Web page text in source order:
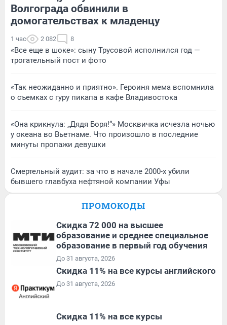
Волгограда обвинили в
домогательствах к младенцу
1 час 2 082 8
«Все еще в шоке»: сыну Трусовой исполнился год —
трогательный пост и фото
«Так неожиданно и приятно». Героиня мема вспомнила
о съемках с гуру пикапа в кафе Владивостока
«Она крикнула: „Дядя Боря!“» Москвичка исчезла ночью
у океана во Вьетнаме. Что произошло в последние
минуты пропажи девушки
Смертельный аудит: за что в начале 2000-х убили
бывшего главбуха нефтяной компании Уфы
ПРОМОКОДЫ
Скидка 72 000 на высшее
образование и среднее специальное
образование в первый год обучения
До 31 августа, 2026
Скидка 11% на все курсы английского
До 31 августа, 2026
Скидка 11% на все курсы